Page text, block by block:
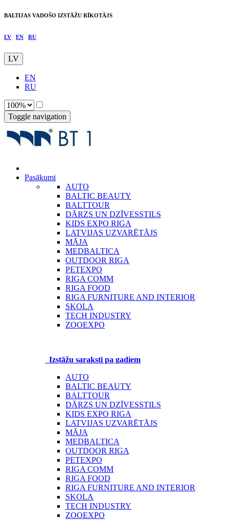
BALTIJAS VADOŠO IZSTĀŽU RĪKOTĀJS
LV EN RU
LV
EN
RU
Toggle navigation
Pasākumi
AUTO
BALTIC BEAUTY
BALTTOUR
DĀRZS UN DZĪVESSTILS
KIDS EXPO RIGA
LATVIJAS UZVARĒTĀJS
MĀJA
MEDBALTICA
OUTDOOR RIGA
PETEXPO
RIGA COMM
RIGA FOOD
RIGA FURNITURE AND INTERIOR
SKOLA
TECH INDUSTRY
ZOOEXPO
Izstāžu saraksti pa gadiem
AUTO
BALTIC BEAUTY
BALTTOUR
DĀRZS UN DZĪVESSTILS
KIDS EXPO RIGA
LATVIJAS UZVARĒTĀJS
MĀJA
MEDBALTICA
OUTDOOR RIGA
PETEXPO
RIGA COMM
RIGA FOOD
RIGA FURNITURE AND INTERIOR
SKOLA
TECH INDUSTRY
ZOOEXPO